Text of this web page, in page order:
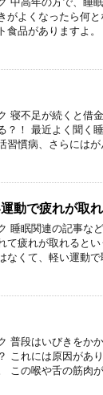
がよくなったら何
食品がありますよ
寝不足が続くと借
？！ 最近よく聞く
習慣病、さらには
動で疲れが取
睡眠関連の記事な
て疲れが取れると
なくて、軽い運動
普段はいびきをか
これには原因があ
この喉や舌の筋肉